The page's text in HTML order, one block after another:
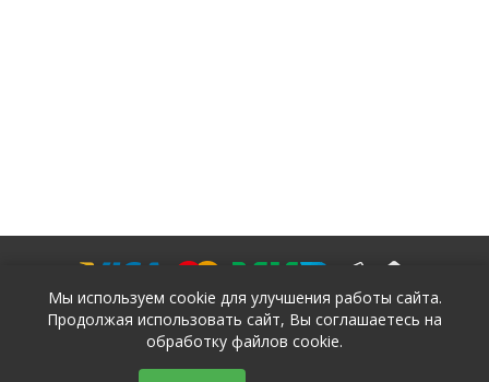
Мы используем cookie для улучшения работы сайта.
Продолжая использовать сайт, Вы соглашаетесь на
обработку файлов cookie.